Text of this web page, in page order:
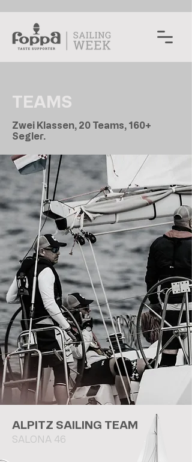
TEAMS
Zwei Klassen, 20 Teams, 160+
Segler.
ALPITZ SAILING TEAM
SALONA 46